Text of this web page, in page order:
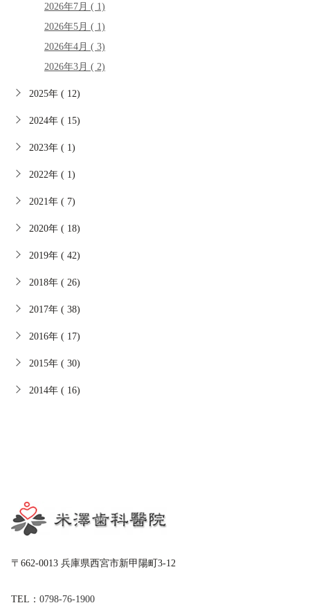
2026年7月 ( 1)
2026年5月 ( 1)
2026年4月 ( 3)
2026年3月 ( 2)
2025年 ( 12)
2024年 ( 15)
2023年 ( 1)
2022年 ( 1)
2021年 ( 7)
2020年 ( 18)
2019年 ( 42)
2018年 ( 26)
2017年 ( 38)
2016年 ( 17)
2015年 ( 30)
2014年 ( 16)
〒662-0013 兵庫県西宮市新甲陽町3-12
TEL： 0798-76-1900